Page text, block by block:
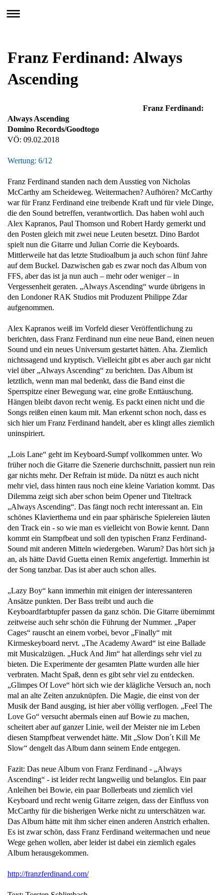
Franz Ferdinand: Always
Ascending
Franz Ferdinand:
Always Ascending
Domino Records/Goodtogo
VÖ: 09.02.2018
Wertung: 6/12
Franz Ferdinand standen nach dem Ausstieg von Nicholas
McCarthy am Scheideweg. Weitermachen? Aufhören? McCarthy
war für Franz Ferdinand eine treibende Kraft und für viele Dinge,
die den Sound betreffen, verantwortlich. Das haben wohl auch
Alex Kapranos, Paul Thomson und Robert Hardy gemerkt und
den Posten gleich mit zwei neue Leuten besetzt. Dino Bardot
spielt nun die Gitarre und Julian Corrie die Keyboards.
Mittlerweile hat das letzte Studioalbum ja auch schon fünf Jahre
auf dem Buckel. Dazwischen gab es zwar noch das Album von
FFS, aber das ist ja nun auch – mehr oder weniger – in
Vergessenheit geraten. „Always Ascending“ wurde übrigens in
den Londoner RAK Studios mit Produzent Philippe Zdar
aufgenommen.
Alex Kapranos weiß im Vorfeld dieser Veröffentlichung zu
berichten, dass Franz Ferdinand nun eine neue Band, einen neuen
Sound und ein neues Universum gestartet hätten. Aha. Ziemlich
nichtssagend und kryptisch. Vielleicht gibt es aber auch gar nicht
viel über „Always Ascending“ zu berichten. Das Album ist
letztlich, wenn man mal bedenkt, dass die Band einst die
Sperrspitze einer Bewegung war, eine große Enttäuschung.
Hängen bleibt davon recht wenig. Es packt einen nicht und die
Songs reißen einen kaum mit. Man erkennt schon noch, dass es
sich hier um Franz Ferdinand handelt, aber es klingt alles ziemlich
uninspiriert.
„Lois Lane“ geht im Keyboard-Sumpf vollkommen unter. Wo
früher noch die Gitarre die Szenerie durchschnitt, passiert nun rein
gar nichts mehr. Der Refrain ist müde. Da nützt es auch nicht
mehr viel, dass hinten raus noch eine kleine Variation kommt. Das
Dilemma zeigt sich aber schon beim Opener und Titeltrack
„Always Ascending“. Das fängt noch recht interessant an. Ein
schönes Klavierthema und ein paar sphärische Spielereien läuten
den Track ein - so wie man es vielleicht von Bowie kennt. Dann
kommt ein Stampfbeat und soll den typischen Franz Ferdinand-
Sound mit anderen Mitteln wiedergeben. Warum? Das hört sich ja
an, als hätte David Guetta einen Remix angefertigt. Immerhin ist
der Song tanzbar. Das ist aber auch schon alles.
„Lazy Boy“ kann immerhin mit einigen der interessanteren
Ansätze punkten. Der Bass treibt und auch die
Keyboardfarbtupfer passen da ganz schön. Die Gitarre übernimmt
zeitweise auch sehr schön die Führung der Nummer. „Paper
Cages“ rauscht an einem vorbei, bevor „Finally“ mit
Kirmeskeyboard nervt. „The Academy Award“ ist eine Ballade
mit Musicalzügen. „Huck And Jim“ hat allerdings sehr viel zu
bieten. Die Experimente der gesamten Platte wurden alle hier
verbraten. Macht Spaß, denn es gibt sehr viel zu entdecken.
„Glimpes Of Love“ hört sich wie der klägliche Versuch an, noch
mal an alte Zeiten anzuknüpfen. Die Magie, die einst von der
Musik der Band ausging, ist hier aber völlig verflogen. „Feel The
Love Go“ versucht abermals einen auf Bowie zu machen,
scheitert aber auf ganzer Linie, weil der Meister nie im Leben
diesen Stampfbeat verwendet hätte. Mit „Slow Don´t Kill Me
Slow“ dengelt das Album dann seinem Ende entgegen.
Fazit: Das neue Album von Franz Ferdinand - „Always
Ascending“ - ist leider recht langweilig und belanglos. Ein paar
Anleihen bei Bowie, ein paar Bollerbeats und ziemlich viel
Keyboard und recht wenig Gitarre zeigen, dass der Einfluss von
McCarthy für die bisherigen Werke nicht zu unterschätzen war.
Das Album hätte mit ihm sicher einen anderen Anstrich erhalten.
Es ist zwar schön, dass Franz Ferdinand weitermachen und neue
Wege gehen wollen, aber leider ist dabei ein ziemlich egales
Album herausgekommen.
http://franzferdinand.com/